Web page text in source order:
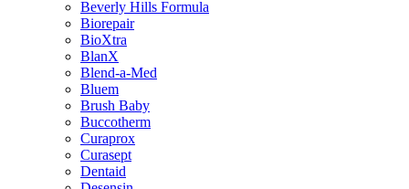
Beverly Hills Formula
Biorepair
BioXtra
BlanX
Blend-a-Med
Bluem
Brush Baby
Buccotherm
Curaprox
Curasept
Dentaid